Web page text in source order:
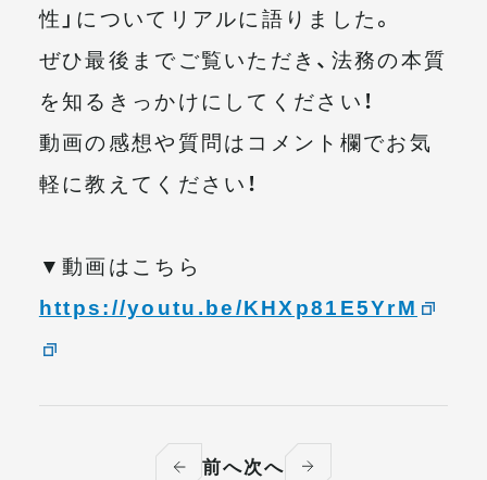
性」についてリアルに語りました。
ぜひ最後までご覧いただき、法務の本質
を知るきっかけにしてください！
動画の感想や質問はコメント欄でお気
軽に教えてください！
▼動画はこちら
https://youtu.be/KHXp81E5YrM
前へ次へ